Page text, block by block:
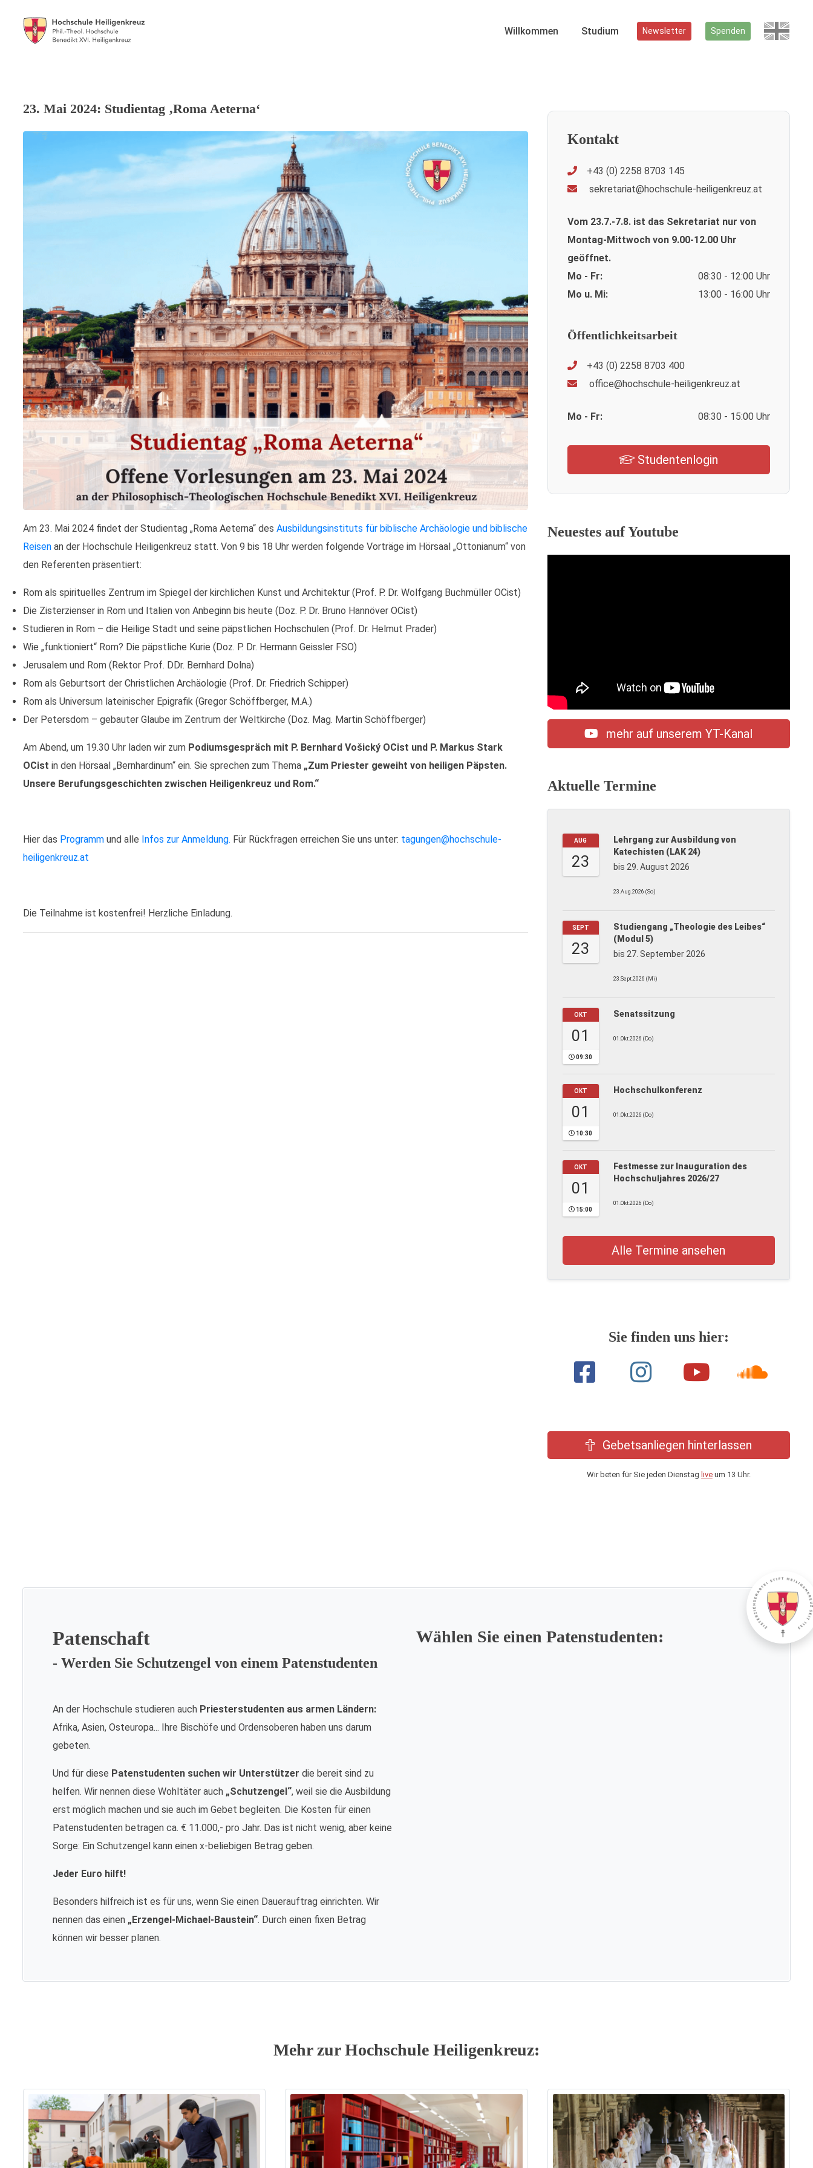
Willkommen Studium Newsletter Spenden
23. Mai 2024: Studientag ‚Roma Aeterna‘
Am 23. Mai 2024 findet der Studientag „Roma Aeterna“ des Ausbildungsinstituts für biblische Archäologie und biblische
Reisen an der Hochschule Heiligenkreuz statt. Von 9 bis 18 Uhr werden folgende Vorträge im Hörsaal „Ottonianum“ von
den Referenten präsentiert:
Rom als spirituelles Zentrum im Spiegel der kirchlichen Kunst und Architektur (Prof. P. Dr. Wolfgang Buchmüller OCist)
Die Zisterzienser in Rom und Italien von Anbeginn bis heute (Doz. P. Dr. Bruno Hannöver OCist)
Studieren in Rom – die Heilige Stadt und seine päpstlichen Hochschulen (Prof. Dr. Helmut Prader)
Wie „funktioniert“ Rom? Die päpstliche Kurie (Doz. P. Dr. Hermann Geissler FSO)
Jerusalem und Rom (Rektor Prof. DDr. Bernhard Dolna)
Rom als Geburtsort der Christlichen Archäologie (Prof. Dr. Friedrich Schipper)
Rom als Universum lateinischer Epigrafik (Gregor Schöffberger, M.A.)
Der Petersdom – gebauter Glaube im Zentrum der Weltkirche (Doz. Mag. Martin Schöffberger)
Am Abend, um 19.30 Uhr laden wir zum Podiumsgespräch mit P. Bernhard Vošický OCist und P. Markus Stark
OCist in den Hörsaal „Bernhardinum“ ein. Sie sprechen zum Thema „Zum Priester geweiht von heiligen Päpsten.
Unsere Berufungsgeschichten zwischen Heiligenkreuz und Rom.“
Hier das Programm und alle Infos zur Anmeldung. Für Rückfragen erreichen Sie uns unter: tagungen@hochschule-
heiligenkreuz.at
Die Teilnahme ist kostenfrei! Herzliche Einladung.
Kontakt
+43 (0) 2258 8703 145
sekretariat@hochschule-heiligenkreuz.at
Vom 23.7.-7.8. ist das Sekretariat nur von
Montag-Mittwoch von 9.00-12.00 Uhr
geöffnet.
Mo - Fr:
08:30 - 12:00 Uhr
Mo u. Mi:
13:00 - 16:00 Uhr
Öffentlichkeitsarbeit
+43 (0) 2258 8703 400
office@hochschule-heiligenkreuz.at
Mo - Fr: 08:30 - 15:00 Uhr
Studentenlogin
Neuestes auf Youtube
mehr auf unserem YT-Kanal
Aktuelle Termine
AUG
23
Lehrgang zur Ausbildung von
Katechisten (LAK 24)
bis 29. August 2026
23.Aug.2026 (So)
SEPT
23
Studiengang „Theologie des Leibes“
(Modul 5)
bis 27. September 2026
23.Sept.2026 (Mi)
OKT
01
09:30
Senatssitzung
01.Okt.2026 (Do)
OKT
01
10:30
Hochschulkonferenz
01.Okt.2026 (Do)
OKT
01
15:00
Festmesse zur Inauguration des
Hochschuljahres 2026/27
01.Okt.2026 (Do)
Alle Termine ansehen
Sie finden uns hier:
Gebetsanliegen hinterlassen
Wir beten für Sie jeden Dienstag liveum 13 Uhr.
Patenschaft
- Werden Sie Schutzengel von einem Patenstudenten
An der Hochschule studieren auch Priesterstudenten aus armen Ländern:
Afrika, Asien, Osteuropa... Ihre Bischöfe und Ordensoberen haben uns darum
gebeten.
Und für diese Patenstudenten suchen wir Unterstützer die bereit sind zu
helfen. Wir nennen diese Wohltäter auch „Schutzengel“, weil sie die Ausbildung
erst möglich machen und sie auch im Gebet begleiten. Die Kosten für einen
Patenstudenten betragen ca. € 11.000,- pro Jahr. Das ist nicht wenig, aber keine
Sorge: Ein Schutzengel kann einen x-beliebigen Betrag geben.
Jeder Euro hilft!
Besonders hilfreich ist es für uns, wenn Sie einen Dauerauftrag einrichten. Wir
nennen das einen „Erzengel-Michael-Baustein“. Durch einen fixen Betrag
können wir besser planen.
Wählen Sie einen Patenstudenten:
Mehr zur Hochschule Heiligenkreuz: